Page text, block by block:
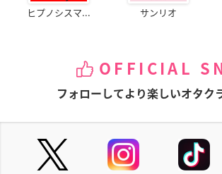
ヒプノシスマ... サンリオ
OFFICIAL
フォローしてより楽しいオタク